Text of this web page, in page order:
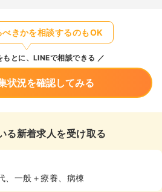
きかを相談するのもOK
もとに、LINEで相談できる
状況を確認してみる
る新着求人を受け取る
、一般＋療養、病棟